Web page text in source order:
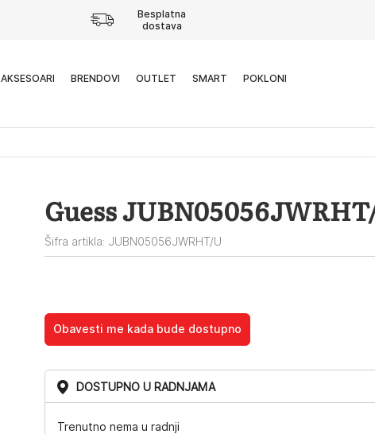
Besplatna
dostava
AKSESOARI BRENDOVI OUTLET SMART POKLONI
Guess
Šifra artikla: JUBN05056JWRHT/U
Obavesti me kada bude dostupno
DOSTUPNO U RADNJAMA
Trenutno nema u radnji